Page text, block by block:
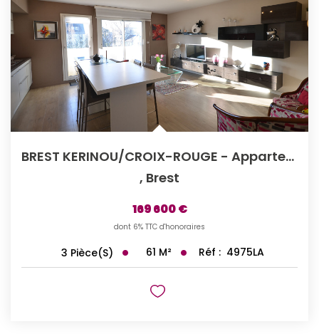
BREST KERINOU/CROIX-ROUGE - Appartement T3 Rénové De 61m²...
, Brest
169 600 €
dont 6% TTC d'honoraires
3 Pièce(s) 61 M² Réf : 4975LA